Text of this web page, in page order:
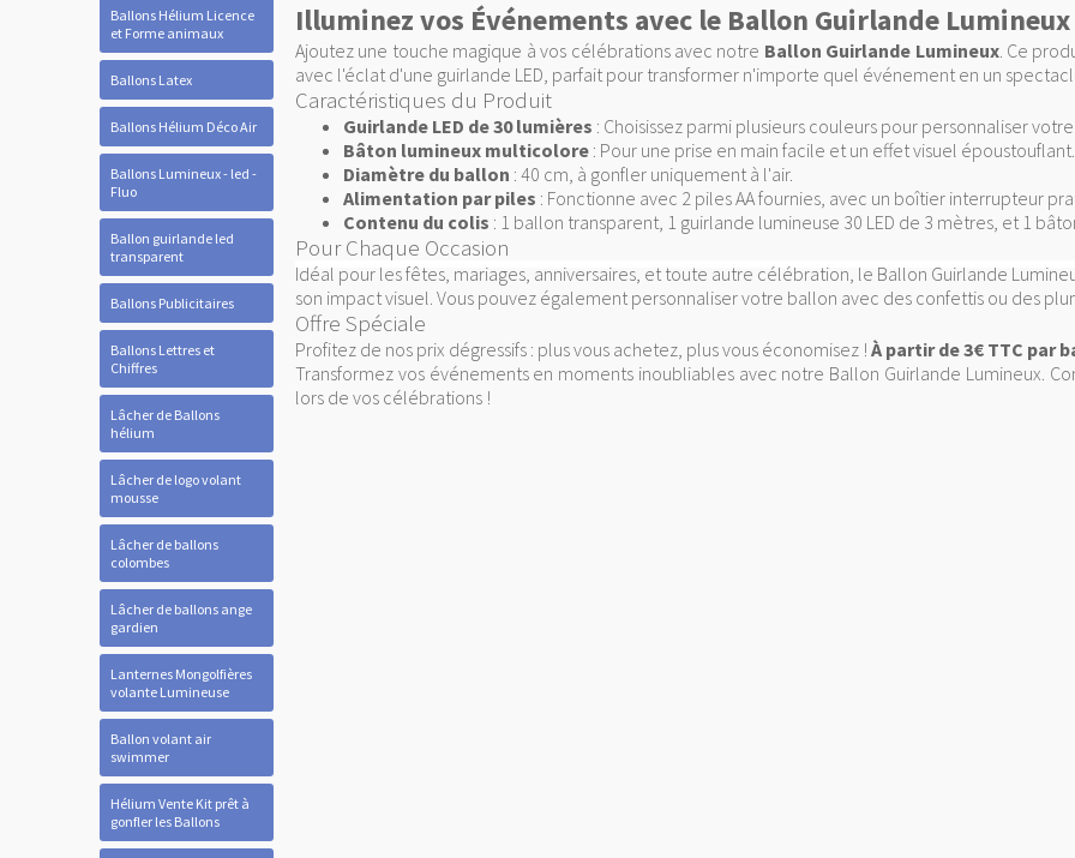
Ballons Hélium Licence
et Forme animaux
Ballons Latex
Ballons Hélium Déco Air
Ballons Lumineux - led -
Fluo
Ballon guirlande led
transparent
Ballons Publicitaires
Ballons Lettres et
Chiffres
Lâcher de Ballons
hélium
Lâcher de logo volant
mousse
Lâcher de ballons
colombes
Lâcher de ballons ange
gardien
Lanternes Mongolfières
volante Lumineuse
Ballon volant air
swimmer
Hélium Vente Kit prêt à
gonfler les Ballons
Illuminez vos Événements avec le Ballon Guirlande Lumineux
Ajoutez une touche magique à vos célébrations avec notre Ballon Guirlande Lumineux. Ce
avec l'éclat d'une guirlande LED, parfait pour transformer n'importe quel événement en un
Caractéristiques du Produit
Guirlande LED de 30 lumières : Choisissez parmi plusieurs couleurs pour personnaliser
Bâton lumineux multicolore : Pour une prise en main facile et un effet visuel époustouflant.
Diamètre du ballon : 40 cm, à gonfler uniquement à l'air.
Alimentation par piles : Fonctionne avec 2 piles AA fournies, avec un boîtier interrupteur
Contenu du colis : 1 ballon transparent, 1 guirlande lumineuse 30 LED de 3 mètres, et 1
Pour Chaque Occasion
Idéal pour les fêtes, mariages, anniversaires, et toute autre célébration, le Ballon Guirlande
son impact visuel. Vous pouvez également personnaliser votre ballon avec des confettis ou des
Offre Spéciale
Profitez de nos prix dégressifs : plus vous achetez, plus vous économisez ! À partir de 3€ TTC par
Transformez vos événements en moments inoubliables avec notre Ballon Guirlande Lumineux.
lors de vos célébrations !